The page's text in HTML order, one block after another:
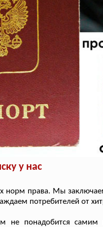
у нас
норм права. Мы
потребителей от
не понадобится самим